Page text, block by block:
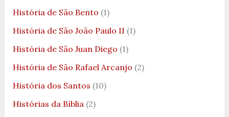
História de São Bento (1)
História de São João Paulo II (1)
História de São Juan Diego (1)
História de São Rafael Arcanjo (2)
História dos Santos (10)
Histórias da Bíblia(2)